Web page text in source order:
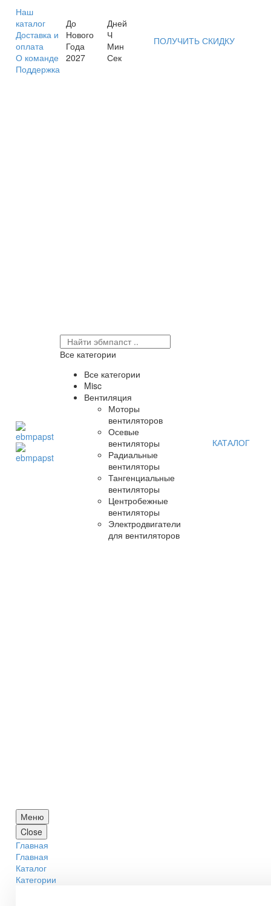
Наш
каталог
Доставка и
оплата
О команде
Поддержка
До
Нового
Года
2027
Дней
Ч
Мин
Сек
ПОЛУЧИТЬ СКИДКУ
Все категории
Все категории
Misc
Вентиляция
Моторы
вентиляторов
Осевые
вентиляторы
Радиальные
вентиляторы
Тангенциальные
вентиляторы
Центробежные
вентиляторы
Электродвигатели
для вентиляторов
КАТАЛОГ
Меню
Close
Главная
Главная
Каталог
Категории